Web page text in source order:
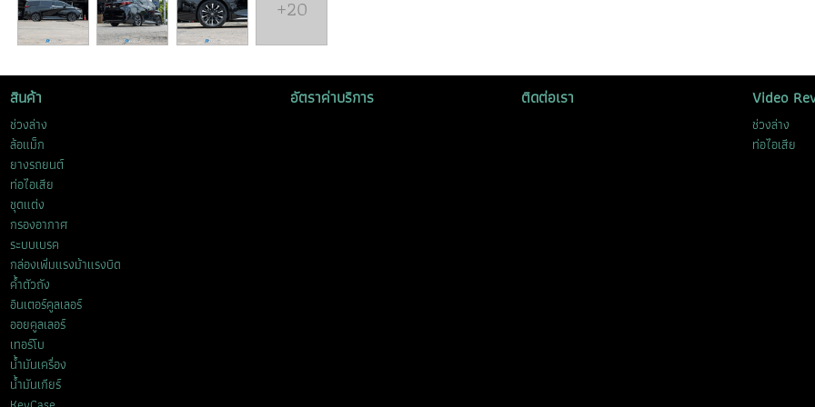
+20
สินค้า
ช่วงล่าง
ล้อแม็ก
ยางรถยนต์
ท่อไอเสีย
ชุดแต่ง
กรองอากาศ
ระบบเบรค
กล่องเพิ่มแรงม้าแรงบิด
ค้ำตัวถัง
อินเตอร์คูลเลอร์
ออยคูลเลอร์
เทอร์โบ
น้ำมันเครื่อง
น้ำมันเกียร์
อัตราค่าบริการ ติดต่อเรา Video
ช่วงล่าง
ท่อไอเสีย